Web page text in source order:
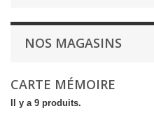
NOS MAGASINS
CARTE MÉMOIRE
Il y a 9 produits.